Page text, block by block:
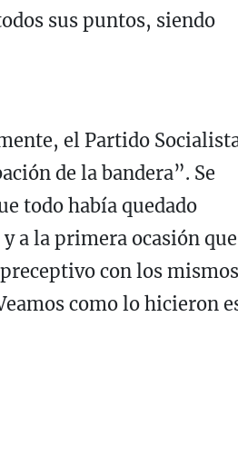
sus puntos, siendo
el Partido
de la bandera”. Se
todo había quedado
a la primera ocasión que
con los mismos
como lo hicieron